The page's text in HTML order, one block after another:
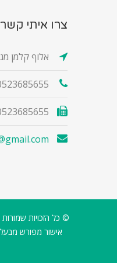
צרו איתי קשר
אלוף קלמן מגן 3, תל אביב-
© כל הזכויות
אישור מפורש